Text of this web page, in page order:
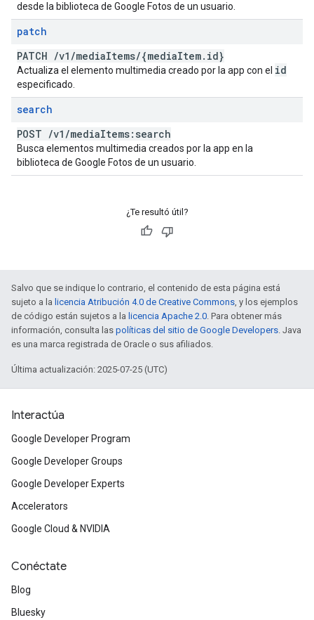
desde la biblioteca de Google Fotos de un usuario.
patch
PATCH /v1 /mediaItems/{mediaItem. id}
Actualiza el elemento multimedia creado por la app con el id
especificado.
search
POST /v1 /mediaItems:search
Busca elementos multimedia creados por la app en la
biblioteca de Google Fotos de un usuario.
¿Te resultó útil?
Salvo que se indique lo contrario, el contenido de esta página está
sujeto a la licencia Atribución 4.0 de Creative Commons, y los ejemplos
de código están sujetos a la licencia Apache 2.0. Para obtener más
información, consulta las políticas del sitio de Google Developers. Java
es una marca registrada de Oracle o sus afiliados.
Última actualización: 2025-07-25 (UTC)
Interactúa
Google Developer Program
Google Developer Groups
Google Developer Experts
Accelerators
Google Cloud & NVIDIA
Conéctate
Blog
Bluesky